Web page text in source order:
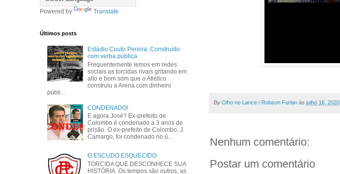
By Olho no Lance / Robson Furlan às julho 16, 2020
Nenhum comentário:
Postar um comentário
Powered by Translate
Últimos posts
Estádio Couto Pereira: Construído
com verba pública
Frequentemente lemos em redes
sociais as torcidas rivais gritando em
alto e bom som que o Atlético
construiu a Arena com dinheiro
públi...
CONDENADO!
E agora José? Ex-prefeito de
Colombo é condenado a 3 anos de
prisão. O ex-prefeito de Colombo, J.
Camargo, foi condenado no ú...
O ESCUDO ESQUECIDO
TORCIDA QUE DESCONHECE SUA
HISTÓRIA Os tempos são outros, as